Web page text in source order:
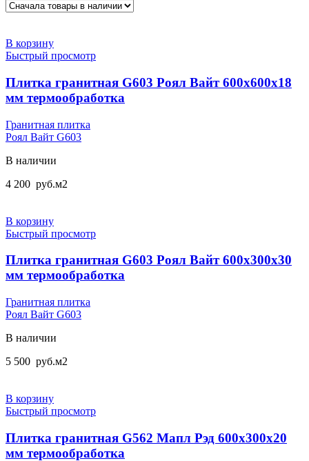
В корзину
Быстрый просмотр
Плитка гранитная G603 Роял Вайт 600х600х18
мм термообработка
Гранитная плитка
Роял Вайт G603
В наличии
4 200 руб.м2
В корзину
Быстрый просмотр
Плитка гранитная G603 Роял Вайт 600х300х30
мм термообработка
Гранитная плитка
Роял Вайт G603
В наличии
5 500 руб.м2
В корзину
Быстрый просмотр
Плитка гранитная G562 Мапл Рэд 600x300x20
мм термообработка